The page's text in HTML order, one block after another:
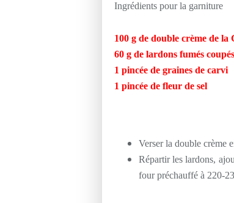
Ingrédients pour la garniture
100 g de double crème de la
60 g de lardons fumés
1 pincée de graines de carvi
1 pincée de fleur de sel
Verser la double crème
Répartir les lardons,
four préchauffé à 220-